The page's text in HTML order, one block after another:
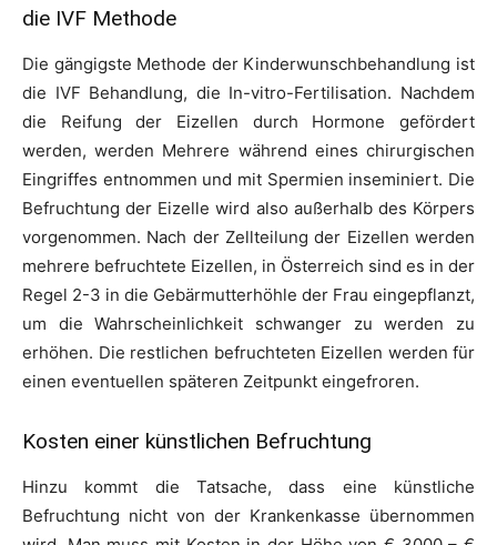
die IVF Methode
Die gängigste Methode der Kinderwunschbehandlung ist
die IVF Behandlung, die In-vitro-Fertilisation. Nachdem
die Reifung der Eizellen durch Hormone gefördert
werden, werden Mehrere während eines chirurgischen
Eingriffes entnommen und mit Spermien inseminiert. Die
Befruchtung der Eizelle wird also außerhalb des Körpers
vorgenommen. Nach der Zellteilung der Eizellen werden
mehrere befruchtete Eizellen, in Österreich sind es in der
Regel 2-3 in die Gebärmutterhöhle der Frau eingepflanzt,
um die Wahrscheinlichkeit schwanger zu werden zu
erhöhen. Die restlichen befruchteten Eizellen werden für
einen eventuellen späteren Zeitpunkt eingefroren.
Kosten einer künstlichen Befruchtung
Hinzu kommt die Tatsache, dass eine künstliche
Befruchtung nicht von der Krankenkasse übernommen